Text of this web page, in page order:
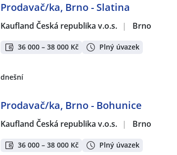
Prodavač/ka, Brno - Slatina
Kaufland Česká republika v.o.s. | Brno
36 000 – 38 000 Kč Plný úvazek
dnešní
Prodavač/ka, Brno - Bohunice
Kaufland Česká republika v.o.s. | Brno
36 000 – 38 000 Kč Plný úvazek